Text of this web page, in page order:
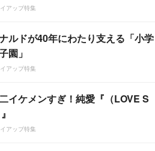
アップ特集
ルドが40年にわたり支える「小学
園」
アップ特集
イケメンすぎ！純愛『（LOVE S
アップ特集